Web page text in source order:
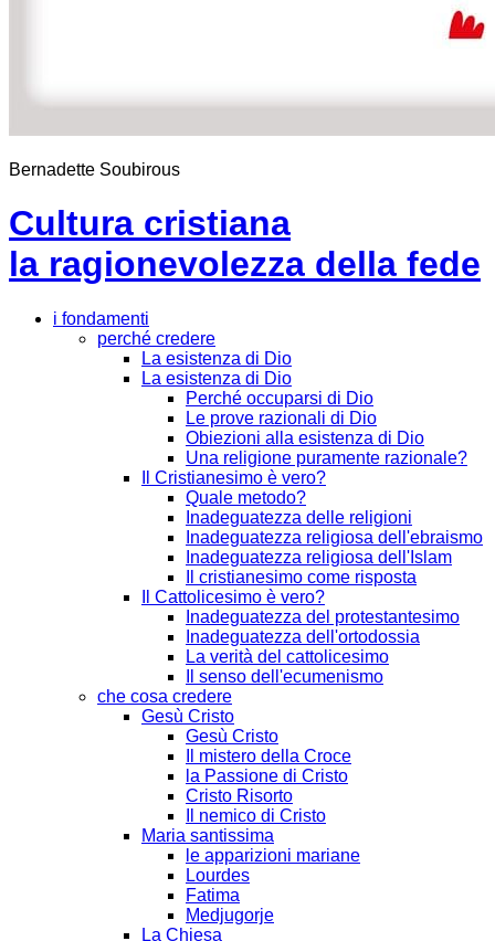
Bernadette Soubirous
Cultura cristiana
la ragionevolezza della fede
i fondamenti
perché credere
La esistenza di Dio
La esistenza di Dio
Perché occuparsi di Dio
Le prove razionali di Dio
Obiezioni alla esistenza di Dio
Una religione puramente razionale?
Il Cristianesimo è vero?
Quale metodo?
Inadeguatezza delle religioni
Inadeguatezza religiosa dell'ebraismo
Inadeguatezza religiosa dell'Islam
Il cristianesimo come risposta
Il Cattolicesimo è vero?
Inadeguatezza del protestantesimo
Inadeguatezza dell'ortodossia
La verità del cattolicesimo
Il senso dell'ecumenismo
che cosa credere
Gesù Cristo
Gesù Cristo
Il mistero della Croce
la Passione di Cristo
Cristo Risorto
Il nemico di Cristo
Maria santissima
le apparizioni mariane
Lourdes
Fatima
Medjugorje
La Chiesa